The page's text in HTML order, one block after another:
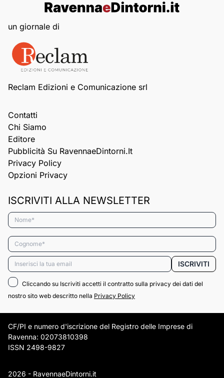
un giornale di
Reclam Edizioni e Comunicazione srl
Contatti
Chi Siamo
Editore
Pubblicità Su RavennaeDintorni.it
Privacy Policy
Opzioni Privacy
ISCRIVITI ALLA NEWSLETTER
Nome*
Cognome*
Email* ISCRIVITI
Cliccando su Iscriviti accetti il contratto sulla privacy dei dati del
nostro sito web descritto nella Privacy Policy
CF/PI e numero d'iscrizione del Registro delle Imprese di
Ravenna: 02073810398
ISSN 2498-9827
2026 - RavennaeDintorni.it